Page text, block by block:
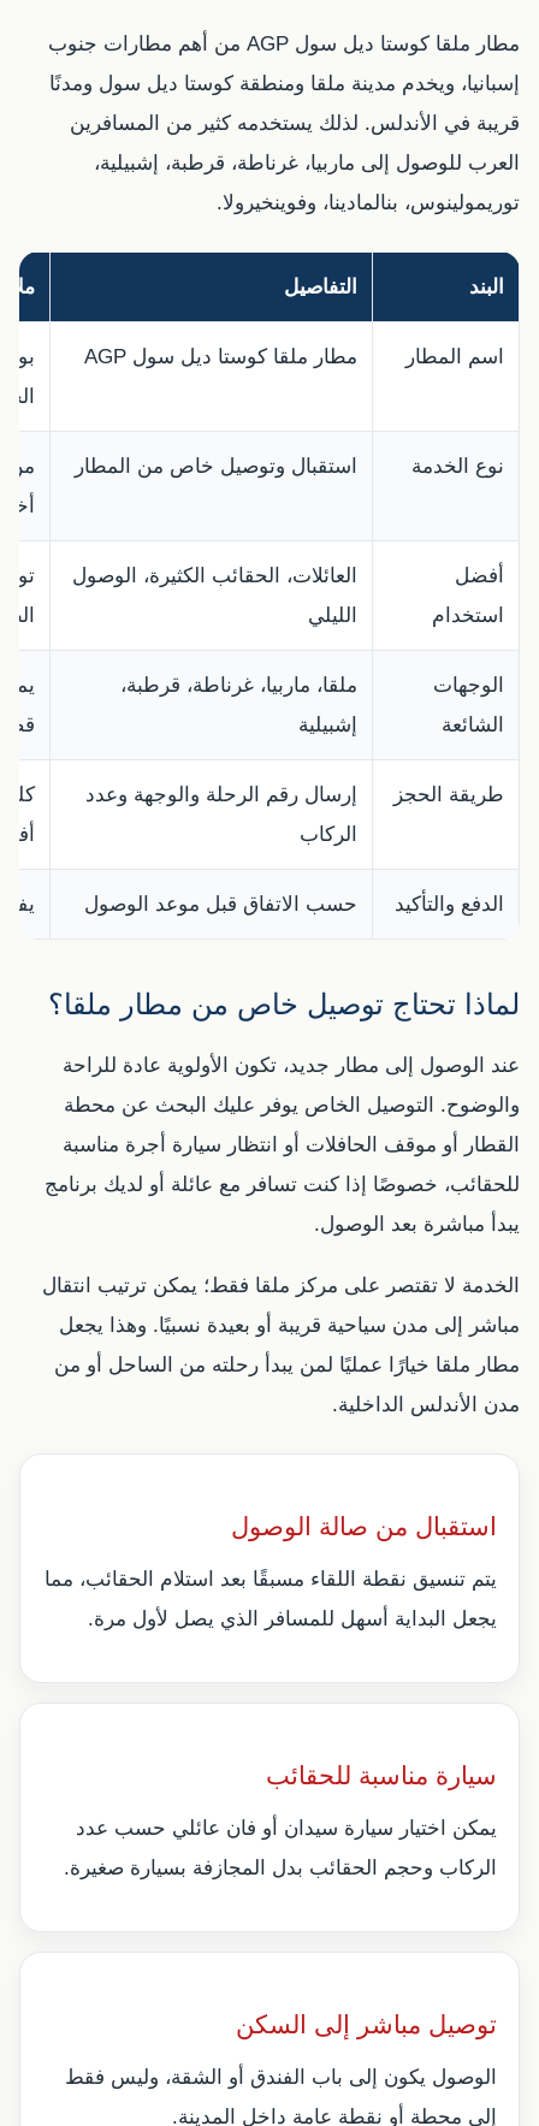
مطار ملقا كوستا ديل سول AGP من أهم مطارات جنوب
إسبانيا، ويخدم مدينة ملقا ومنطقة كوستا ديل سول ومدنًا
قريبة في الأندلس. لذلك يستخدمه كثير من المسافرين
العرب للوصول إلى ماربيا، غرناطة، قرطبة، إشبيلية،
توريمولينوس، بنالمادينا، وفوينخيرولا.
البند التفاصيل
اسم المطار مطار ملقا كوستا ديل سول AGP
نوع الخدمة استقبال وتوصيل خاص من المطار
من
أفضل
استخدام
العائلات، الحقائب الكثيرة، الوصول
الليلي
الوجهات
الشائعة
ملقا، ماربيا، غرناطة، قرطبة،
إشبيلية
طريقة الحجز
إرسال رقم الرحلة والوجهة وعدد
الركاب
الدفع والتأكيد حسب الاتفاق قبل موعد الوصول
لماذا تحتاج توصيل خاص من مطار ملقا؟
عند الوصول إلى مطار جديد، تكون الأولوية عادة للراحة
والوضوح. التوصيل الخاص يوفر عليك البحث عن محطة
القطار أو موقف الحافلات أو انتظار سيارة أجرة مناسبة
للحقائب، خصوصًا إذا كنت تسافر مع عائلة أو لديك برنامج
يبدأ مباشرة بعد الوصول.
الخدمة لا تقتصر على مركز ملقا فقط؛ يمكن ترتيب انتقال
مباشر إلى مدن سياحية قريبة أو بعيدة نسبيًا. وهذا يجعل
مطار ملقا خيارًا عمليًا لمن يبدأ رحلته من الساحل أو من
مدن الأندلس الداخلية.
استقبال من صالة الوصول
يتم تنسيق نقطة اللقاء مسبقًا بعد استلام الحقائب، مما
يجعل البداية أسهل للمسافر الذي يصل لأول مرة.
سيارة مناسبة للحقائب
يمكن اختيار سيارة سيدان أو فان عائلي حسب عدد
الركاب وحجم الحقائب بدل المجازفة بسيارة صغيرة.
توصيل مباشر إلى السكن
الوصول يكون إلى باب الفندق أو الشقة، وليس فقط
إلى محطة أو نقطة عامة داخل المدينة.